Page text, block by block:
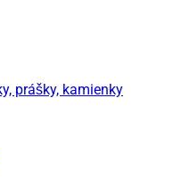
prášky, kamienky